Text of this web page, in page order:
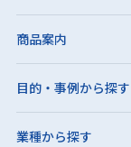
商品案内
目的・事例から探す
業種から探す